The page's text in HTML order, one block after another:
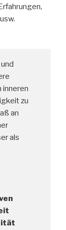
inneren
zu
an
als